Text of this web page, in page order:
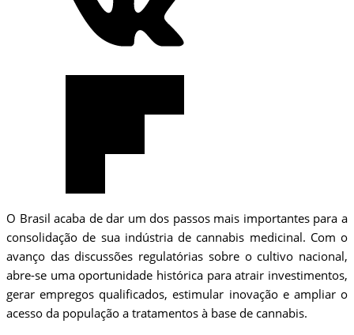
O Brasil acaba de dar um dos passos mais importantes para a
consolidação de sua indústria de cannabis medicinal. Com o
avanço das discussões regulatórias sobre o cultivo nacional,
abre-se uma oportunidade histórica para atrair investimentos,
gerar empregos qualificados, estimular inovação e ampliar o
acesso da população a tratamentos à base de cannabis.